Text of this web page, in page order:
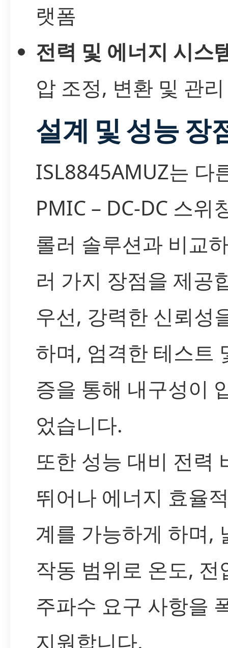
랫폼
전력 및 에너지 시스
압 조정, 변환 및 관
설계 및 성능 장
ISL8845AMUZ는 다
PMIC – DC-DC 스위
롤러 솔루션과 비교
러 가지 장점을 제공
우선, 강력한 신뢰성
하며, 엄격한 테스트
증을 통해 내구성이
었습니다.
또한 성능 대비 전력
뛰어나 에너지 효율
계를 가능하게 하며,
작동 범위로 온도, 전
주파수 요구 사항을
지원합니다.